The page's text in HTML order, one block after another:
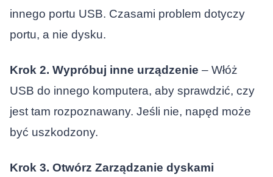
innego portu USB. Czasami problem dotyczy
portu, a nie dysku.
Krok 2. Wypróbuj inne urządzenie – Włóż
USB do innego komputera, aby sprawdzić, czy
jest tam rozpoznawany. Jeśli nie, napęd może
być uszkodzony.
Krok 3. Otwórz Zarządzanie dyskami